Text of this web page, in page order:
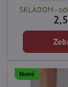
SKLADOM -
Nové